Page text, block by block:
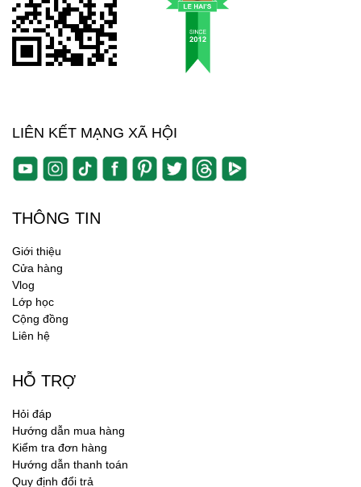
LIÊN KẾT MẠNG XÃ HỘI
THÔNG TIN
Giới thiệu
Cửa hàng
Vlog
Lớp học
Cộng đồng
Liên hệ
HỖ TRỢ
Hỏi đáp
Hướng dẫn mua hàng
Kiểm tra đơn hàng
Hướng dẫn thanh toán
Quy định đổi trả